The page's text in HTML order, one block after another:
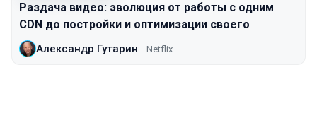
Раздача видео: эволюция от работы с одним
CDN до постройки и оптимизации своего
Александр Гутарин Netflix